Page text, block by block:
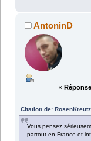
AntoninD
«
Citation de:
Vous pensez
partout en France et